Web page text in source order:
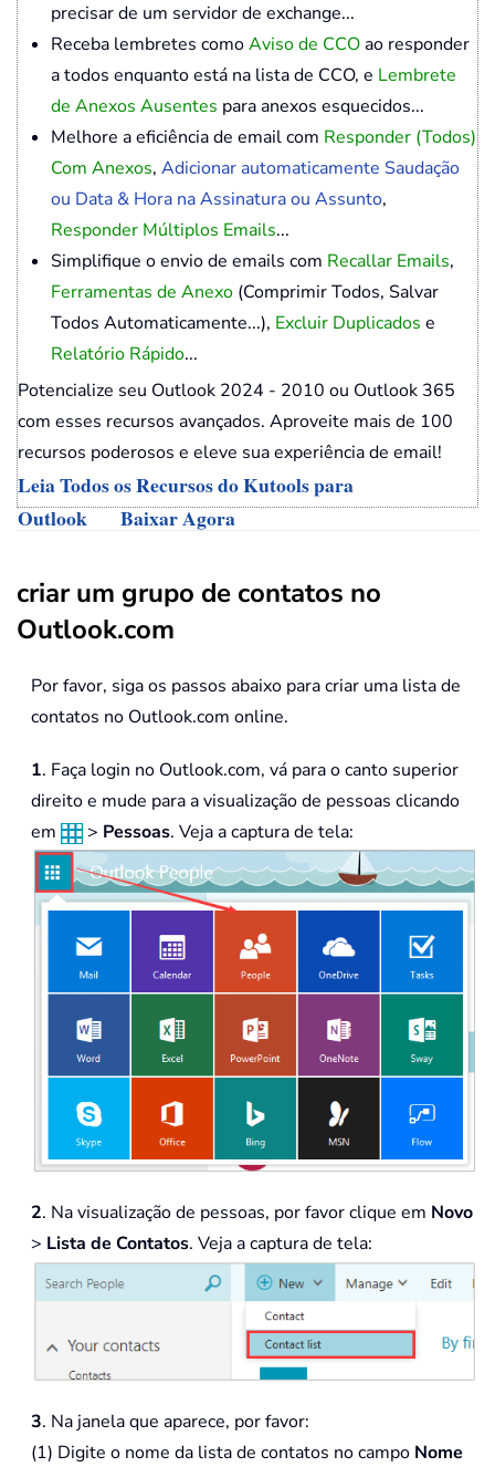
precisar de um servidor de exchange...
Receba lembretes comoAviso de CCOao responder
a todos enquanto está na lista de CCO, e Lembrete
de Anexos Ausentes para anexos esquecidos...
Melhore a eficiência de email com Responder (Todos)
Com Anexos, Adicionar automaticamente Saudação
ou Data & Hora na Assinatura ou Assunto,
Responder Múltiplos Emails...
Simplifique o envio de emails com Recallar Emails,
Ferramentas de Anexo (Comprimir Todos, Salvar
Todos Automaticamente...), Excluir Duplicados e
Relatório Rápido...
Potencialize seu Outlook 2024 - 2010 ou Outlook 365
com esses recursos avançados. Aproveite mais de 100
recursos poderosos e eleve sua experiência de email!
Leia Todos os Recursos do Kutools para
Outlook
Baixar Agora
criar um grupo de contatos no
Outlook.com
Por favor, siga os passos abaixo para criar uma lista de
contatos no Outlook.com online.
1. Faça login no Outlook.com, vá para o canto superior
direito e mude para a visualização de pessoas clicando
em
> Pessoas. Veja a captura de tela:
2. Na visualização de pessoas, por favor clique em Novo
> Lista de Contatos. Veja a captura de tela:
3. Na janela que aparece, por favor:
(1) Digite o nome da lista de contatos no campo Nome